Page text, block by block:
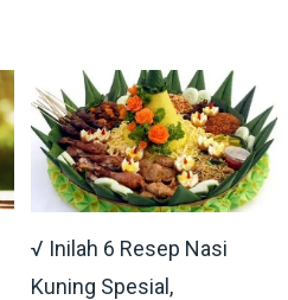
√ Inilah 6 Resep Nasi
Kuning Spesial,